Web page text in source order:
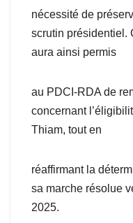
nécessité de
scrutin présidentiel.
aura ainsi permis
au PDCI-RDA de
concernant
Thiam, tout en
réaffirmant la
sa marche résolue
2025.